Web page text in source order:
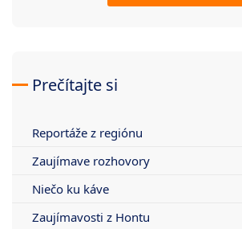
Prečítajte si
Reportáže z regiónu
Zaujímave rozhovory
Niečo ku káve
Zaujímavosti z Hontu